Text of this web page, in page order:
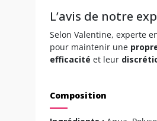
L’avis de notre
Selon Valentine, experte
pour maintenir une
efficacité et leur
Composition